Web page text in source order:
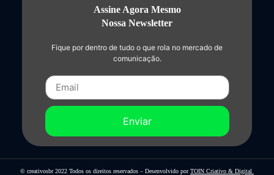
Assine Agora Mesmo
Nossa Newsletter
Fique por dentro de tudo o que rola no mercado de
comunicação.
Enviar
© creativosbr 2022 Todos os direitos reservados – Desenvolvido porTOIN Criativo & Digital